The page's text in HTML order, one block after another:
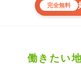
完全無料
働きたい